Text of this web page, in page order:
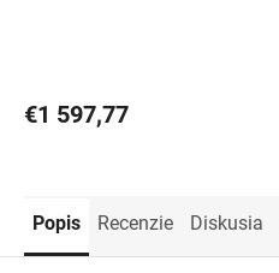
€1 597,77
Popis Recenzie Diskusia